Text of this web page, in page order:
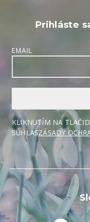
Prihláste
EMAIL
KLIKNUTÍM NA
SÚHLASZÁSADY